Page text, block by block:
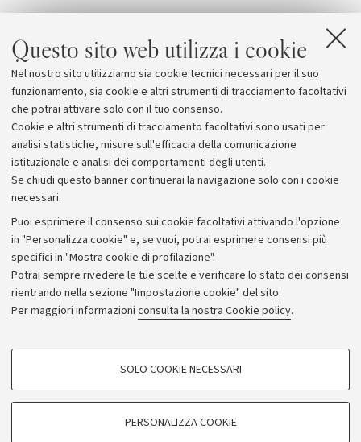
Questo sito web utilizza i cookie
Nel nostro sito utilizziamo sia cookie tecnici necessari per il suo
funzionamento, sia cookie e altri strumenti di tracciamento facoltativi
che potrai attivare solo con il tuo consenso.
Cookie e altri strumenti di tracciamento facoltativi sono usati per
analisi statistiche, misure sull'efficacia della comunicazione
istituzionale e analisi dei comportamenti degli utenti.
Se chiudi questo banner continuerai la navigazione solo con i cookie
necessari.
Puoi esprimere il consenso sui cookie facoltativi attivando l'opzione
in "Personalizza cookie" e, se vuoi, potrai esprimere consensi più
specifici in "Mostra cookie di profilazione".
Potrai sempre rivedere le tue scelte e verificare lo stato dei consensi
rientrando nella sezione "Impostazione cookie" del sito.
Per maggiori informazioni consulta la nostra Cookie policy.
COOKIE DI PROFILAZIONE - FACOLTATIVI
SOLO COOKIE NECESSARI
PERSONALIZZA COOKIE
Allegati
Shakespeare and Global Modernity
Archivio
Comunicati stampa
Redazione
Rassegna stampa
© Copyright 2026 - ALMA MATER STUDIORUM - Università di